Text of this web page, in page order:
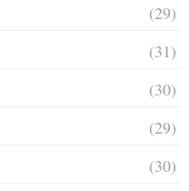
(29)
(31)
(30)
(29)
(30)